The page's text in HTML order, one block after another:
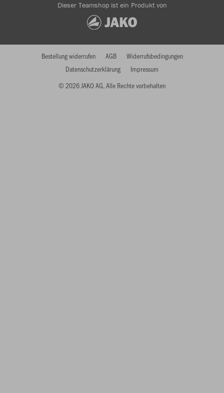
Dieser Teamshop ist ein Produkt von
© 2026 JAKO AG, Alle Rechte vorbehalten
Bestellung widerrufen AGB
Widerrufsbedingungen
Datenschutzerklärung
Impressum